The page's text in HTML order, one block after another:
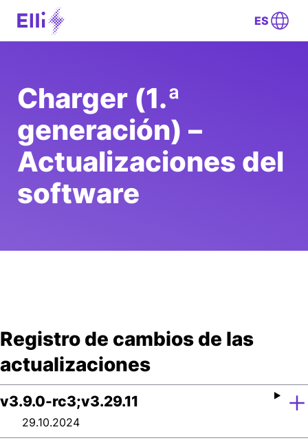
ES
Charger (1.ª
generación) –
Actualizaciones del
software
Registro de cambios de las
actualizaciones
v3.9.0-rc3;v3.29.11
29.10.2024